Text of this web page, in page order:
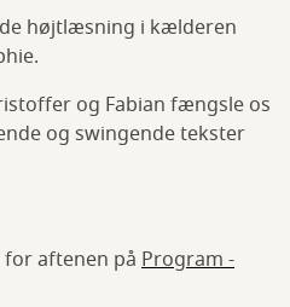
højtlæsning i kælderen
og Fabian fængsle os
og swingende tekster
aftenen på Program -